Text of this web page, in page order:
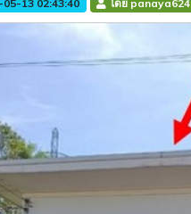
13 02:43:40 โดย panaya624